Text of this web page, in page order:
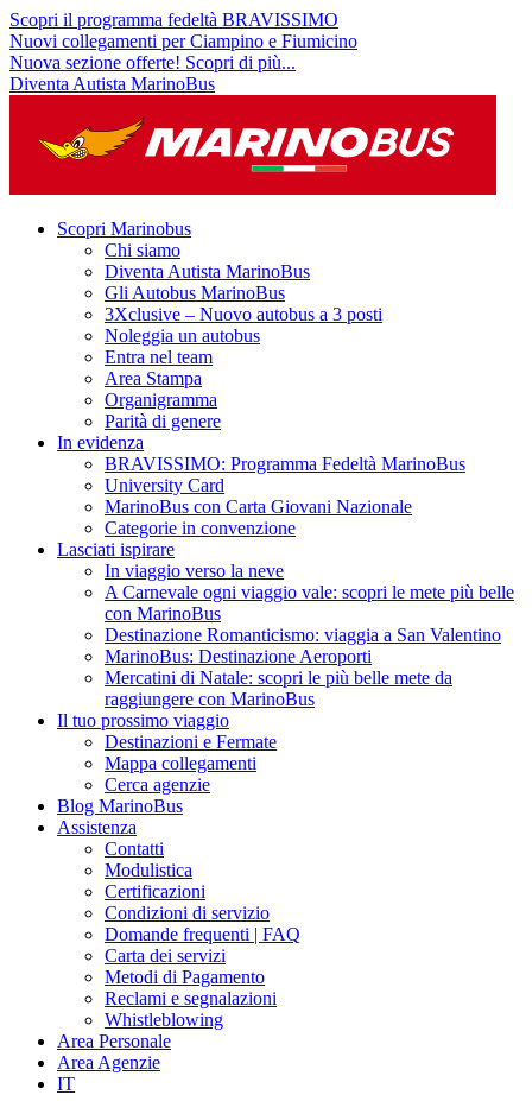
Scopri il programma fedeltà BRAVISSIMO
Nuovi collegamenti per Ciampino e Fiumicino
Nuova sezione offerte! Scopri di più...
Diventa Autista MarinoBus
Scopri Marinobus
Chi siamo
Diventa Autista MarinoBus
Gli Autobus MarinoBus
3Xclusive – Nuovo autobus a 3 posti
Noleggia un autobus
Entra nel team
Area Stampa
Organigramma
Parità di genere
In evidenza
BRAVISSIMO: Programma Fedeltà MarinoBus
University Card
MarinoBus con Carta Giovani Nazionale
Categorie in convenzione
Lasciati ispirare
In viaggio verso la neve
A Carnevale ogni viaggio vale: scopri le mete più belle
con MarinoBus
Destinazione Romanticismo: viaggia a San Valentino
MarinoBus: Destinazione Aeroporti
Mercatini di Natale: scopri le più belle mete da
raggiungere con MarinoBus
Il tuo prossimo viaggio
Destinazioni e Fermate
Mappa collegamenti
Cerca agenzie
Blog MarinoBus
Assistenza
Contatti
Modulistica
Certificazioni
Condizioni di servizio
Domande frequenti | FAQ
Carta dei servizi
Metodi di Pagamento
Reclami e segnalazioni
Whistleblowing
Area Personale
Area Agenzie
IT